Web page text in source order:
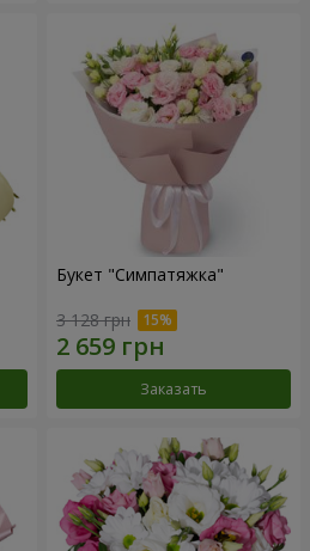
Букет "Симпатяжка"
3 128 грн
Заказать